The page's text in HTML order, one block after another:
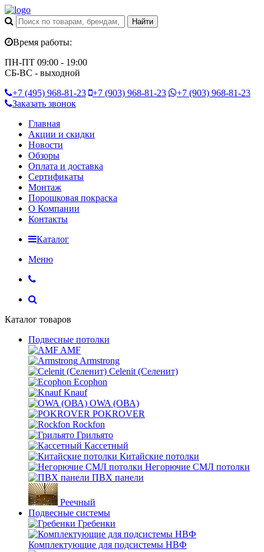
Время работы:
ПН-ПТ 09:00 - 19:00
СБ-ВС - выходной
+7 (495) 968-81-23 +7 (903) 968-81-23 +7 (903) 968-81-23
Заказать звонок
Главная
Акции и скидки
Новости
Обзоры
Оплата и доставка
Сертификаты
Монтаж
Порошковая покраска
О Компании
Контакты
Каталог
Меню
Каталог товаров
Подвесные потолки
AMF
Armstrong
Celenit (Селенит)
Ecophon
Knauf
OWA (ОВА)
POKROVER
Rockfon
Грильято
Кассетный
Китайские потолки
Негорючие СМЛ потолки
ПВХ панели
Реечный
Подвесные системы
Гребенки
Комплектующие для подсистемы НВФ